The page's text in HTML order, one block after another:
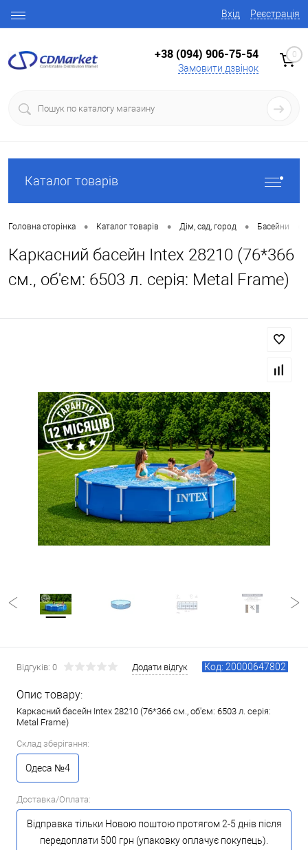
Вхід Реєстрація
+38 (094) 906-75-54
Замовити дзвінок
0
Каталог товарів
Головна сторінка • Каталог товарів • Дім, сад, город • Басейни
Каркасний басейн Intex 28210 (76*366
см., об'єм: 6503 л. серія: Metal Frame)
Відгуків: 0 Додати відгук Код: 20000647802
Опис товару:
Каркасний басейн Intex 28210 (76*366 см., об'єм: 6503 л. серія:
Metal Frame)
Склад зберігання:
Одеса №4
Доставка/Оплата:
Відправка тільки Новою поштою протягом 2-5 днів після
передоплати 500 грн (упаковку оплачує покупець).